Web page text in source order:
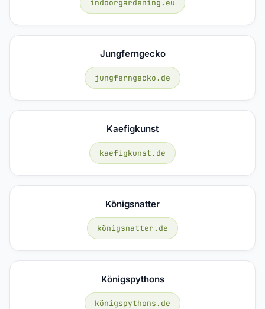
indoorgardening.eu
Jungferngecko
jungferngecko.de
Kaefigkunst
kaefigkunst.de
Königsnatter
königsnatter.de
Königspythons
königspythons.de